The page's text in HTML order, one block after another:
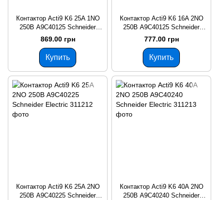
Контактор Acti9 K6 25A 1NO
250В A9C40125 Schneider
Electric
869.00 грн
Купить
Контактор Acti9 K6 16A 2NO
250В A9C40125 Schneider
Electric
777.00 грн
Купить
Контактор Acti9 K6 25A 2NO
250В A9C40225 Schneider
Контактор Acti9 K6 40A 2NO
250В A9C40240 Schneider